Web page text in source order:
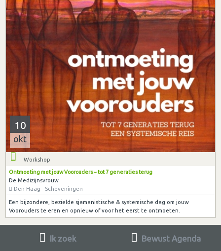
10
okt
Workshop
Ontmoeting met jouw Voorouders ~ tot 7 generaties terug
De Medizijnsvrouw
Den Haag - Scheveningen
Een bijzondere, bezielde sjamanistische & systemische dag om jouw
Voorouders te eren en opnieuw of voor het eerst te ontmoeten.
Ik zoek Bewust Agenda